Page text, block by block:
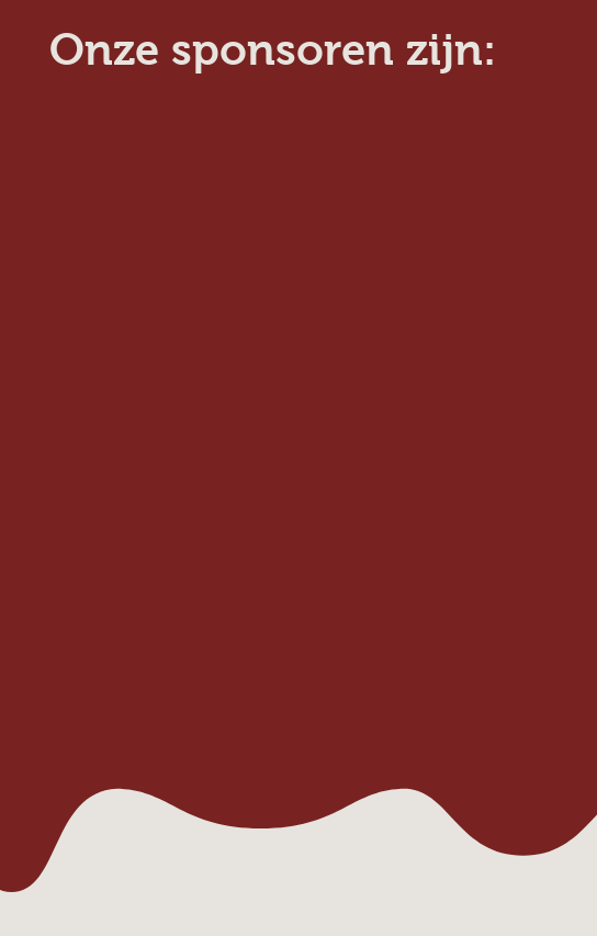
Onze sponsoren zijn: